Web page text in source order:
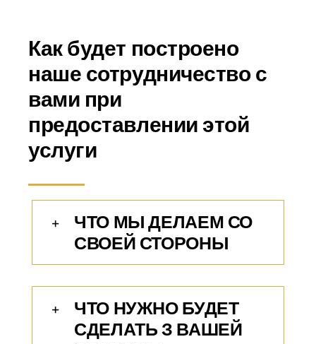
Как будет построено
наше сотрудничество с
вами при
предоставлении этой
услуги
ЧТО МЫ ДЕЛАЕМ СО
СВОЕЙ СТОРОНЫ
ЧТО НУЖНО БУДЕТ
СДЕЛАТЬ З ВАШЕЙ